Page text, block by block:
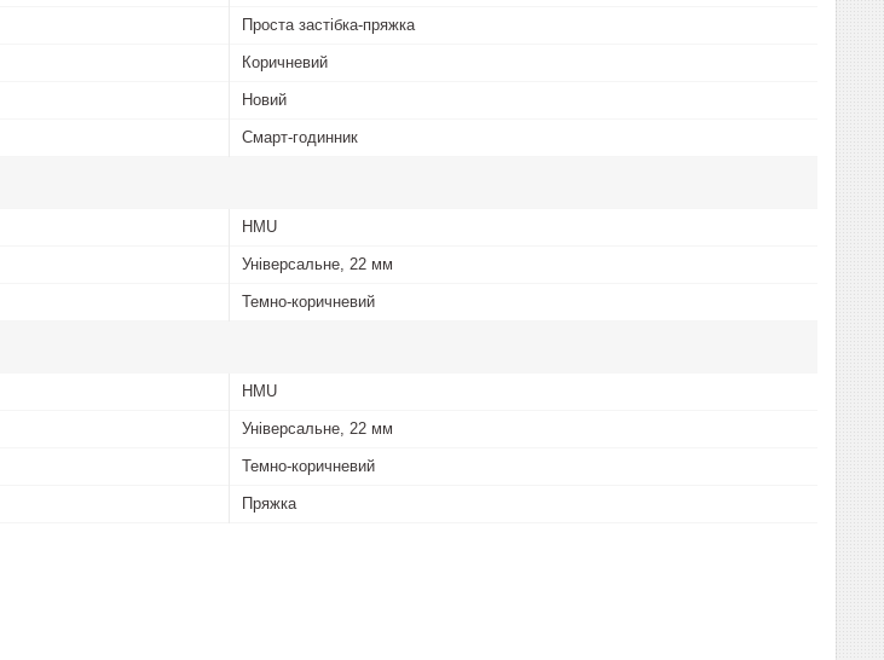
Проста застібка-пряжка
Коричневий
Новий
Смарт-годинник
HMU
Універсальне, 22 мм
Темно-коричневий
HMU
Універсальне, 22 мм
Темно-коричневий
Пряжка